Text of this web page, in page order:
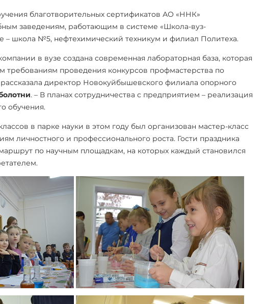
благотворительных сертификатов АО «ННК»
заведениям, работающим в системе «Школа-вуз-
– школа №5, нефтехимический техникум и филиал Политеха.
в вузе создана современная лабораторная база, которая
требованиям проведения конкурсов профмастерства по
директор Новокуйбышевского филиала опорного
. – В планах сотрудничества с предприятием – реализация
обучения.
в парке науки в этом году был организован мастер-класс
личностного и профессионального роста. Гости праздника
по научным площадкам, на которых каждый становился